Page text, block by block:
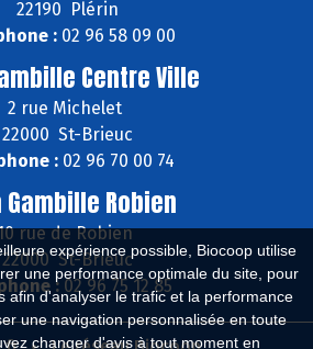
expérience possible, Biocoop utilise
une performance optimale du site, pour
afin d'analyser le trafic et la performance
une navigation personnalisée en toute
changer d'avis à tout moment en
22190 Plérin
:02 96 58 09 00
Centre Ville
2 rue Michelet
22000 St-Brieuc
:02 96 70 00 74
Gambille Robien
rue de Robien
22000 St-Brieuc
: 02 96 75 12 85